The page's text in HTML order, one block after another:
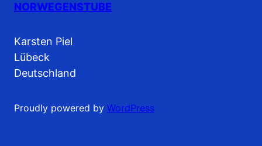
NORWEGENSTUBE
Karsten Piel
Lübeck
Deutschland
Proudly powered by WordPress